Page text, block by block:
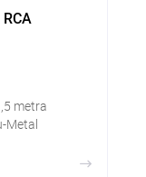
metra
Metal